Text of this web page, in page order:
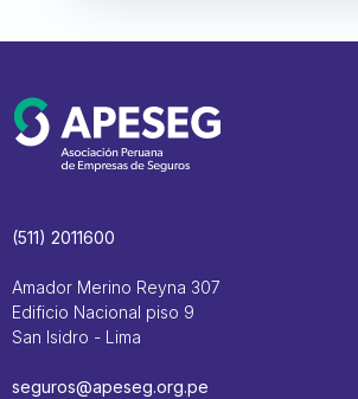
(511) 2011600
Amador Merino Reyna 307
Edificio Nacional piso 9
San Isidro - Lima
seguros@apeseg.org.pe